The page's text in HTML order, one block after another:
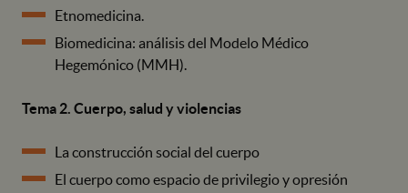
Etnomedicina.
Biomedicina: análisis del Modelo Médico
Hegemónico (MMH).
Tema 2. Cuerpo, salud y violencias
La construcción social del cuerpo
El cuerpo como espacio de privilegio y opresión